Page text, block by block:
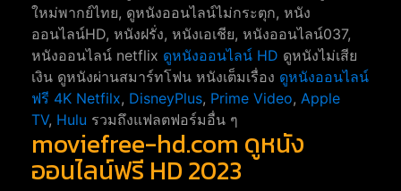
ใหม่พากย์ไทย, ดูหนังออนไลน์ไม่กระตุก, หนัง
ออนไลน์HD, หนังฝรั่ง, หนังเอเชีย, หนังออนไลน์037,
หนังออนไลน์ netflix ดูหนังออนไลน์ HD ดูหนังไม่เสีย
เงิน ดูหนังผ่านสมาร์ทโฟน หนังเต็มเรื่อง ดูหนังออนไลน์
ฟรี 4K Netfilx, DisneyPlus, Prime Video, Apple
TV, Hulu รวมถึงแฟลตฟอร์มอื่น ๆ
moviefree-hd.com ดูหนัง
ออนไลน์ฟรี HD 2023